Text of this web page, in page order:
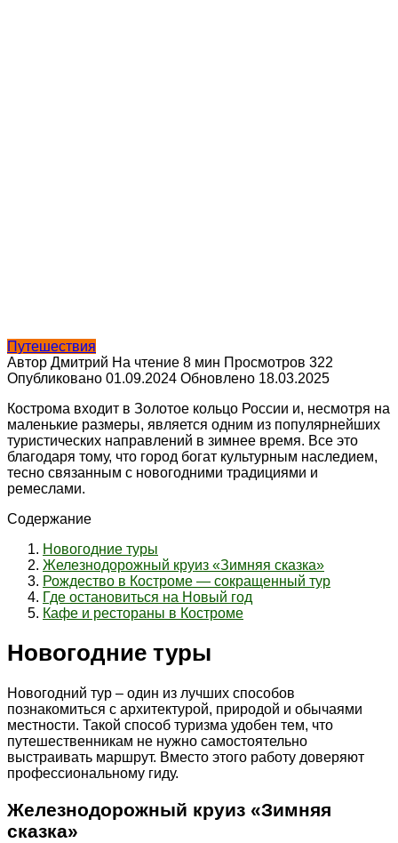
Путешествия
Автор Дмитрий На чтение 8 мин Просмотров 322
Опубликовано 01.09.2024 Обновлено 18.03.2025
Кострома входит в Золотое кольцо России и, несмотря на
маленькие размеры, является одним из популярнейших
туристических направлений в зимнее время. Все это
благодаря тому, что город богат культурным наследием,
тесно связанным с новогодними традициями и
ремеслами.
Содержание
Новогодние туры
Железнодорожный круиз «Зимняя сказка»
Рождество в Костроме — сокращенный тур
Где остановиться на Новый год
Кафе и рестораны в Костроме
Новогодние туры
Новогодний тур – один из лучших способов
познакомиться с архитектурой, природой и обычаями
местности. Такой способ туризма удобен тем, что
путешественникам не нужно самостоятельно
выстраивать маршрут. Вместо этого работу доверяют
профессиональному гиду.
Железнодорожный круиз «Зимняя
сказка»